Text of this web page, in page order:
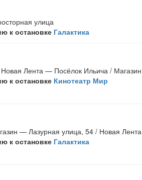
улица
к остановке Галактика
Лента — Посёлок Ильича / Магазин
к остановке Кинотеатр Мир
— Лазурная улица, 54 / Новая Лента
к остановке Галактика